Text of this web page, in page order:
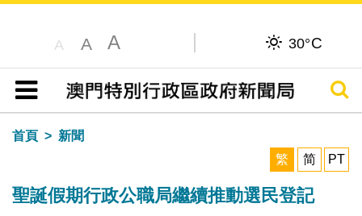
A A A 30°C
目錄
搜尋
首頁
新聞
繁
简 PT
聖誕假期行政公職局繼續推動選民登記